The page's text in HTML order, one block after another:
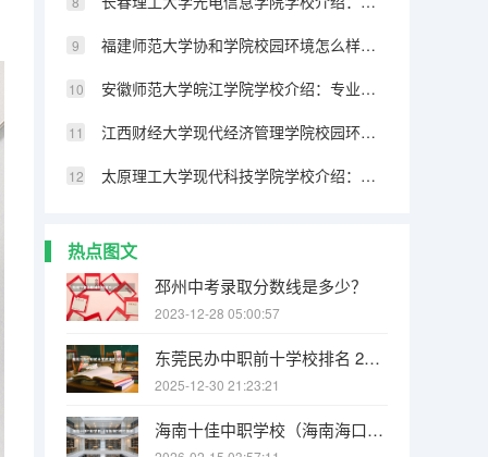
福建师范大学协和学院校园环境怎么样？专业设置与2026录取分数预测
安徽师范大学皖江学院学校介绍：专业优势、校园环境与录取分数一览
江西财经大学现代经济管理学院校园环境怎么样？专业设置与2026录取分数预测
太原理工大学现代科技学院学校介绍：专业优势、校园环境与录取分数一览
热点图文
邳州中考录取分数线是多少？
2023-12-28 05:00:57
东莞民办中职前十学校排名 2025东莞中职录取线一览表
2025-12-30 21:23:21
海南十佳中职学校（海南海口市中等职业学校（中职）所有名单（27所））